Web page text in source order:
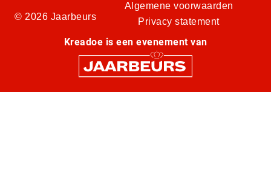
© 2026 Jaarbeurs
Algemene voorwaarden
Privacy statement
Kreadoe is een evenement van